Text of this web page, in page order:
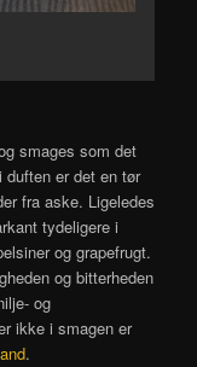
smages som det
duften er det en tør
fra aske. Ligeledes
tydeligere i
og grapefrugt.
og bitterheden
og
ikke i smagen er
.